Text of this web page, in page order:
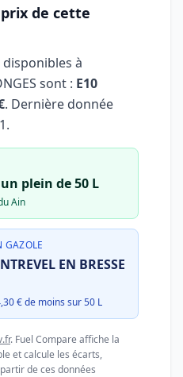
prix de cette
à
sont : E10
. Dernière donnée
.
un plein de 50 L
Ain
GAZOLE
EN BRESSE
€ de moins sur 50 L
. Fuel Compare affiche la
et calcule les écarts,
de ces données